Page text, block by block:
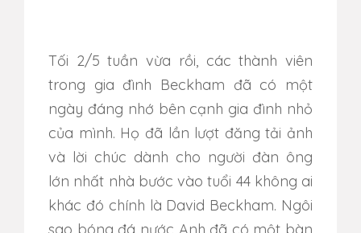
Tối 2/5 tuần vừa rồi, các thành viên
trong gia đình Beckham đã có một
ngày đáng nhớ bên cạnh gia đình nhỏ
của mình. Họ đã lần lượt đăng tải ảnh
và lời chúc dành cho người đàn ông
lớn nhất nhà bước vào tuổi 44 không ai
khác đó chính là David Beckham. Ngôi